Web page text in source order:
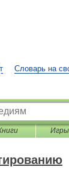
Словарь на
Игры